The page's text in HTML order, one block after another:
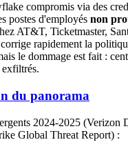
compromis via des
postes d'employés non
AT&T, Ticketmaster,
rapidement la
le dommage est fait :
exfiltrés.
du panorama
2024-2025
Global Threat Report) :